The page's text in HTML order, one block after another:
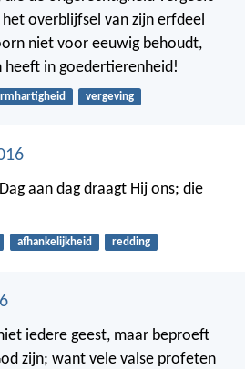
overblijfsel van zijn erfdeel
niet voor eeuwig behoudt,
heeft in goedertierenheid!
vergeving
Dag aan dag draagt Hij ons; die
afhankelijkheid redding
iedere geest, maar beproeft
zijn; want vele valse profeten